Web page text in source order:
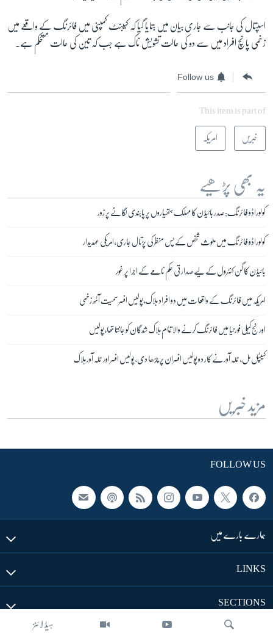
ہیڈ لائنز
اسپتال کی جانب سے جاری بیان میں بتایا گیا کہ کیبنٹ کمپنی میں فائرنگ کے واقعے میں
زخمی پانچ افراد میں سے دو کی حالت تشویش ناک ہے جب کہ تین کی حالت مستحکم ہے۔
Follow us
This item is part of
خبریں امریکہ
یہ بھی پڑھیے
کولوراڈو فائرنگ: صدر بائیڈن کا مہلک ہتھیاروں پر پابندی لگانے پر زور
کولوراڈو فائرنگ میں ملوث شخص کے پس منظر کی پڑتال جاری، امریکی عہدیدار
بائیڈن کا گن کنٹرول کے لیے صدارتی حکم نامے کے اجرا پر غور
امریکہ میں فائرنگ کے واقعات میں دو افراد ہلاک، پولیس افسر سمیت آٹھ زخمی
اورنج کیلی فورنیا میں فائرنگ کرنے والا تمام ہلاک شدگان کو جانتا تھا، پولیس
کیپٹل ہل، حملہ آور نے کار دو پولیس افسران پر چڑھا دی، پولیس افسر اور حملہ آور ہلاک
مزید خبریں
FOLLOW US
ہمارے بارے میں
LINKS
SECTIONS